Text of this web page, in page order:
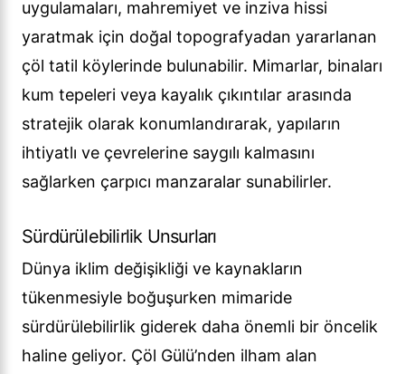
uygulamaları, mahremiyet ve inziva hissi
yaratmak için doğal topografyadan yararlanan
çöl tatil köylerinde bulunabilir. Mimarlar, binaları
kum tepeleri veya kayalık çıkıntılar arasında
stratejik olarak konumlandırarak, yapıların
ihtiyatlı ve çevrelerine saygılı kalmasını
sağlarken çarpıcı manzaralar sunabilirler.
Sürdürülebilirlik Unsurları
Dünya iklim değişikliği ve kaynakların
tükenmesiyle boğuşurken mimaride
sürdürülebilirlik giderek daha önemli bir öncelik
haline geliyor. Çöl Gülü’nden ilham alan